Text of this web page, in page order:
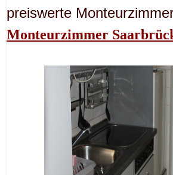
preiswerte
Monteurzimmer